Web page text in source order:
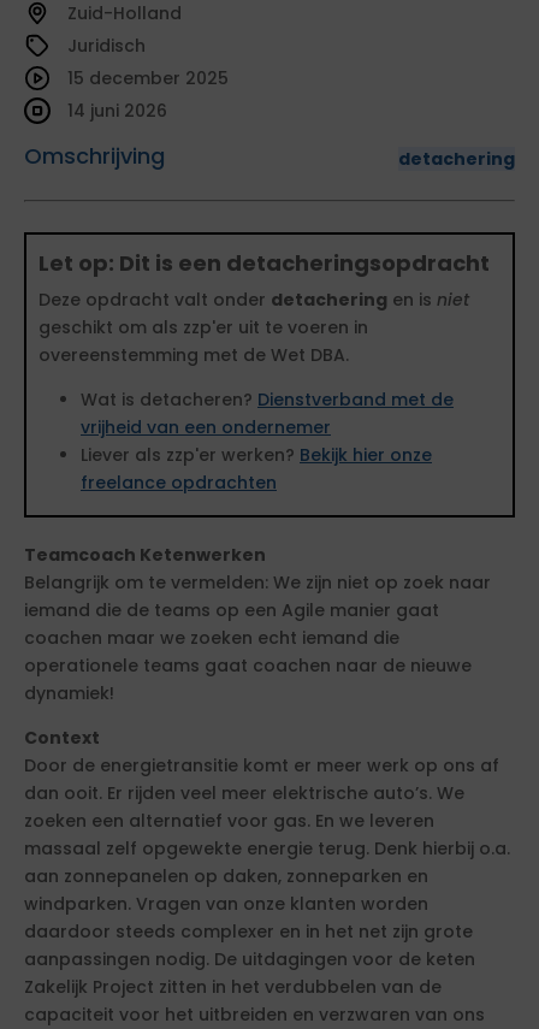
Zuid-Holland
Juridisch
Omschrijving detachering
15 december 2025
14 juni 2026
Let op: Dit is een detacheringsopdracht
Deze opdracht valt onder detachering en is niet
geschikt om als zzp'er uit te voeren in
overeenstemming met de Wet DBA.
Wat is detacheren? Dienstverband met de
vrijheid van een ondernemer
Liever als zzp'er werken? Bekijk hier onze
freelance opdrachten
Teamcoach Ketenwerken
Belangrijk om te vermelden: We zijn niet op zoek naar
iemand die de teams op een Agile manier gaat
coachen maar we zoeken echt iemand die
operationele teams gaat coachen naar de nieuwe
dynamiek!
Context
Door de energietransitie komt er meer werk op ons af
dan ooit. Er rijden veel meer elektrische auto’s. We
zoeken een alternatief voor gas. En we leveren
massaal zelf opgewekte energie terug. Denk hierbij o.a.
aan zonnepanelen op daken, zonneparken en
windparken. Vragen van onze klanten worden
daardoor steeds complexer en in het net zijn grote
aanpassingen nodig. De uitdagingen voor de keten
Zakelijk Project zitten in het verdubbelen van de
capaciteit voor het uitbreiden en verzwaren van ons